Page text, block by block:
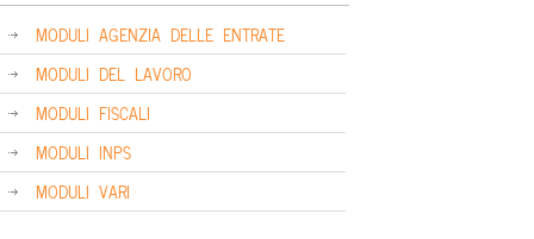
MODULI AGENZIA DELLE ENTRATE
MODULI DEL LAVORO
MODULI FISCALI
MODULI INPS
MODULI VARI